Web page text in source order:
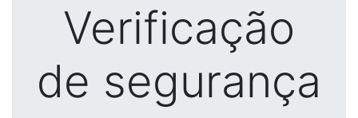
Verificação
de segurança